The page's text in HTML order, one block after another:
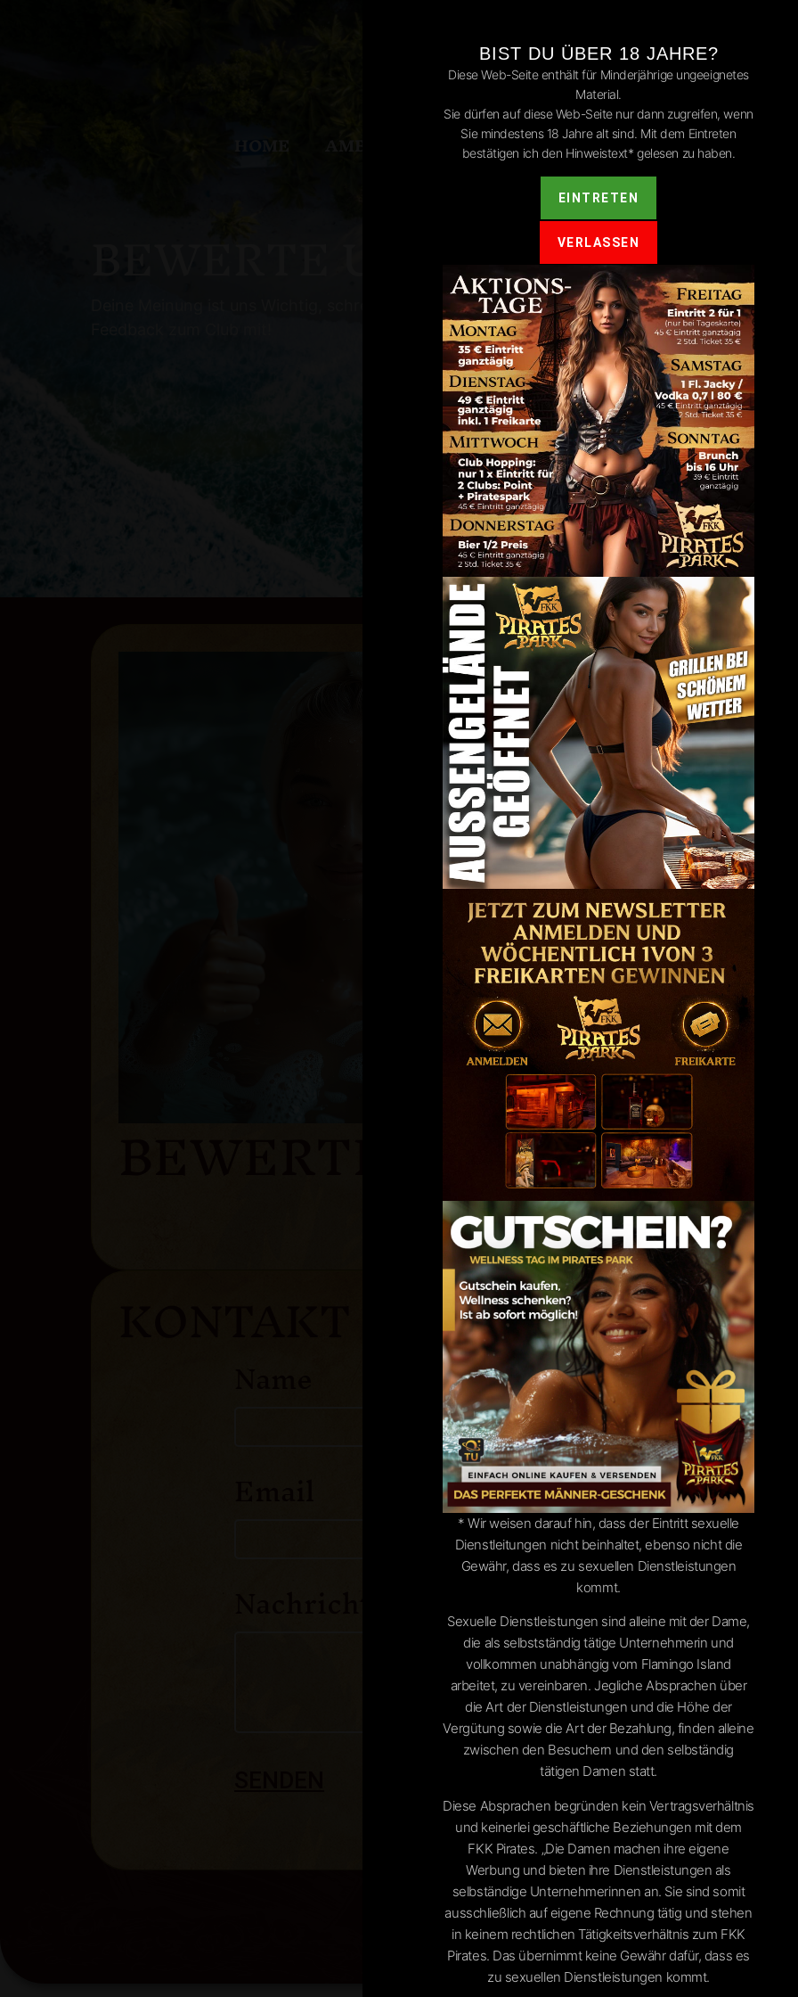
Um dir ein
auf dieser
EVENTS FEEDBACK SERVICE
Deine Meinung ist uns Wichtig, schreiben uns ins Gästebuch oder teile uns Dein
BEWERTE UNS
BIST DU ÜBER 18 JAHRE?
Diese Web-Seite enthält für Minderjährige ungeeignetes
Material.
Sie dürfen auf diese Web-Seite nur dann zugreifen, wenn
Sie mindestens 18 Jahre alt sind. Mit dem Eintreten
bestätigen ich den Hinweistext* gelesen zu haben.
EINTRETEN
VERLASSEN
* Wir weisen darauf hin, dass der Eintritt sexuelle
Dienstleitungen nicht beinhaltet, ebenso nicht die
Gewähr, dass es zu sexuellen Dienstleistungen
kommt.
Sexuelle Dienstleistungen sind alleine mit der Dame,
die als selbstständig tätige Unternehmerin und
vollkommen unabhängig vom Flamingo Island
arbeitet, zu vereinbaren. Jegliche Absprachen über
die Art der Dienstleistungen und die Höhe der
Vergütung sowie die Art der Bezahlung, finden alleine
zwischen den Besuchern und den selbständig
tätigen Damen statt.
Diese Absprachen begründen kein Vertragsverhältnis
und keinerlei geschäftliche Beziehungen mit dem
FKK Pirates. „Die Damen machen ihre eigene
Werbung und bieten ihre Dienstleistungen als
selbständige Unternehmerinnen an. Sie sind somit
ausschließlich auf eigene Rechnung tätig und stehen
in keinem rechtlichen Tätigkeitsverhältnis zum FKK
Pirates. Das übernimmt keine Gewähr dafür, dass es
zu sexuellen Dienstleistungen kommt.